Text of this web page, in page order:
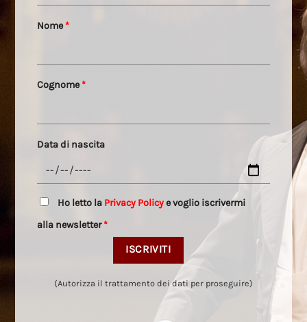
Nome*
Cognome*
Data di nascita
Ho letto la Privacy Policye voglio iscrivermi
alla newsletter*
(Autorizza il trattamento dei dati per proseguire)